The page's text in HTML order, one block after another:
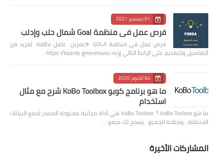
01 ديسمبر 2021
فرص عمل في منظمة Goal شمال حلب وإدلب
فرص عمل في منظمة GOLA #عفرين عامل نظافة لمزيد من
التفاصيل وللتقديم على الرابط التالي https://boards.greenhouse.io/g…
04 أكتوبر 2020
ما هو برنامج كوبو KoBo Toolbox شرح مع مثال
استخدام
ما هو KoBo Toolbox ؟ KoBo Toolbox هي أداة مجانية مفتوحة المصدر لجمع البيانات
المتنقلة ، ومتاحة للجميع. يسمح لك بجمع …
المشاركات الأخيرة